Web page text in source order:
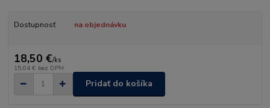
Dostupnosť na objednávku
18,50 €/ks
15,04 € bez DPH
Pridať do košíka